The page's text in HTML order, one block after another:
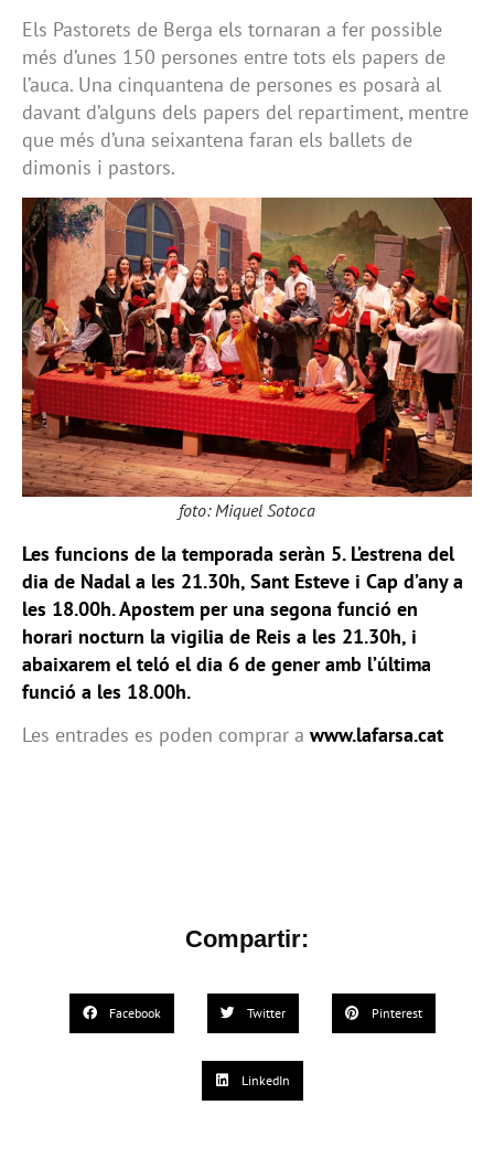
Els Pastorets de Berga els tornaran a fer possible
més d’unes 150 persones entre tots els papers de
l’auca. Una cinquantena de persones es posarà al
davant d’alguns dels papers del repartiment, mentre
que més d’una seixantena faran els ballets de
dimonis i pastors.
foto: Miquel Sotoca
Les funcions de la temporada seràn 5. L’estrena del
dia de Nadal a les 21.30h, Sant Esteve i Cap d’any a
les 18.00h. Apostem per una segona funció en
horari nocturn la vigilia de Reis a les 21.30h, i
abaixarem el teló el dia 6 de gener amb l’última
funció a les 18.00h.
Les entrades es poden comprar a www.lafarsa.cat
Compartir:
Facebook Twitter Pinterest
LinkedIn